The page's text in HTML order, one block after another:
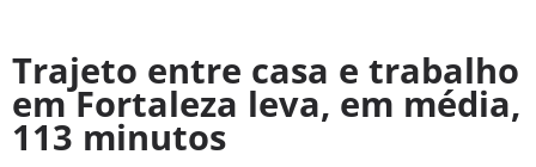
Trajeto entre casa e trabalho
em Fortaleza leva, em média,
113 minutos